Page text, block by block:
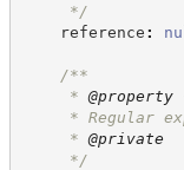
*/
reference :
/**
* @property
* Regular
* @private
*/